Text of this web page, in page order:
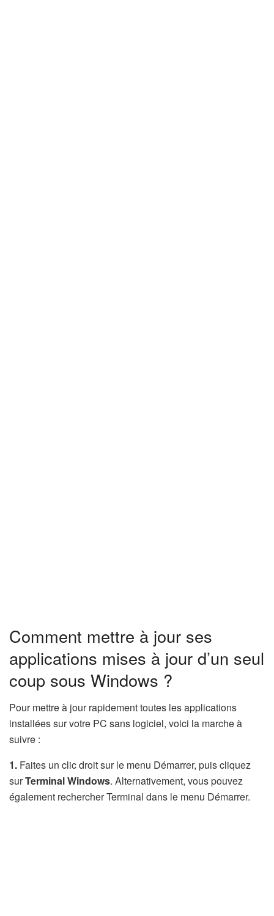
Comment mettre à jour ses
applications mises à jour d’un seul
coup sous Windows ?
Pour mettre à jour rapidement toutes les applications
installées sur votre PC sans logiciel, voici la marche à
suivre :
1. Faites un clic droit sur le menu Démarrer, puis cliquez
surTerminal Windows. Alternativement, vous pouvez
également rechercher Terminal dans le menu Démarrer.